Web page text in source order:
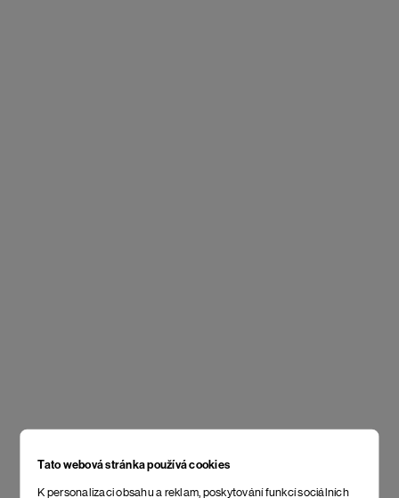
Tato webová stránka používá cookies
K personalizaci obsahu a reklam, poskytování funkcí sociálních